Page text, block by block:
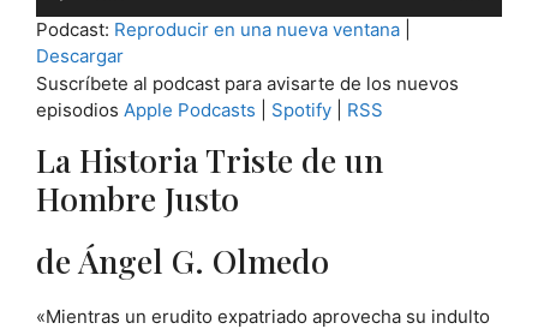
audio
Podcast: Reproducir en una nueva ventana
Descargar
Suscríbete al podcast para avisarte de los nuevos
episodios Apple Podcasts Spotify RSS
La Historia Triste de un
Hombre Justo
de Ángel G. Olmedo
«Mientras un erudito expatriado aprovecha su indulto